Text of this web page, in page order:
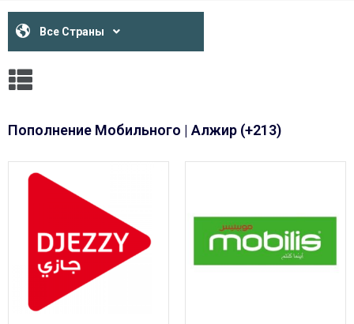
Все Страны
Пополнение Мобильного | Алжир (+213)